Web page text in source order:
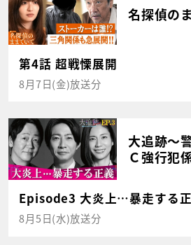
名探偵の
第4話 超戦慄展開
8月7日(金)放送分
大追跡～
Ｃ強行犯
Episode3 大炎上…暴走する
8月5日(水)放送分